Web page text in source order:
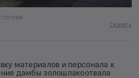
готова!
Скачать
материалов и персонала к
дамбы золошлакоотвала